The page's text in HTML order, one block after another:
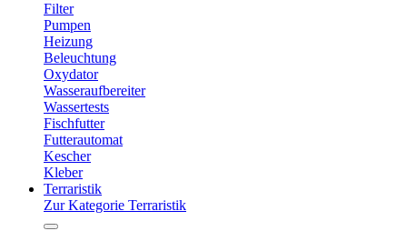
Filter
Pumpen
Heizung
Beleuchtung
Oxydator
Wasseraufbereiter
Wassertests
Fischfutter
Futterautomat
Kescher
Kleber
Terraristik
Zur Kategorie Terraristik